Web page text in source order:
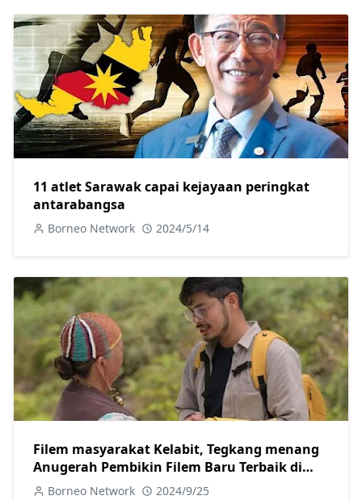
11 atlet Sarawak capai kejayaan peringkat
antarabangsa
Borneo Network 2024/5/14
Filem masyarakat Kelabit, Tegkang menang
Anugerah Pembikin Filem Baru Terbaik di
London
Borneo Network 2024/9/25